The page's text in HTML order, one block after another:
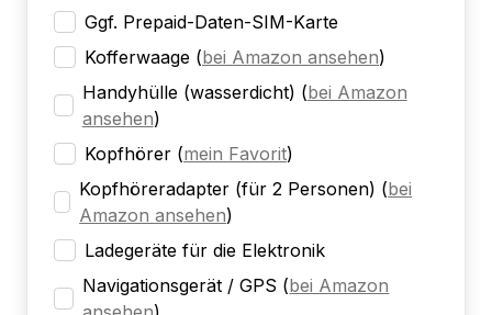
Ggf. Prepaid-Daten-SIM-Karte
Kofferwaage (bei Amazon ansehen)
Handyhülle (wasserdicht) (bei Amazon
ansehen)
Kopfhörer (mein Favorit)
Kopfhöreradapter (für 2 Personen) (bei
Amazon ansehen)
Ladegeräte für die Elektronik
Navigationsgerät / GPS (bei Amazon